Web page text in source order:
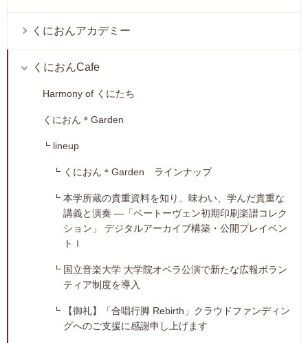
くにおんアカデミー
くにおんCafe
Harmony of くにたち
くにおん＊Garden
lineup
くにおん＊Garden ラインナップ
本学所蔵の貴重資料を知り、味わい、学んだ貴重な
講義と演奏 ―「ベートーヴェン初期印刷楽譜コレク
ション」 デジタルアーカイブ構築・公開プレイベン
トＩ
国立音楽大学 大学院オペラ公演で新たな広報ボラン
ティア制度を導入
【御礼】「合唱行脚 Rebirth」クラウドファンディン
グへのご支援に感謝申し上げます